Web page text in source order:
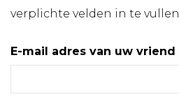
verplichte velden in te vullen
E-mail adres van uw vriend